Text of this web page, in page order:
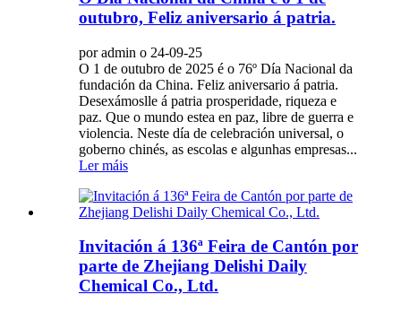
outubro, Feliz aniversario á patria.
por admin o 24-09-25
O 1 de outubro de 2025 é o 76º Día Nacional da
fundación da China. Feliz aniversario á patria.
Desexámoslle á patria prosperidade, riqueza e
paz. Que o mundo estea en paz, libre de guerra e
violencia. Neste día de celebración universal, o
goberno chinés, as escolas e algunhas empresas...
Ler máis
Invitación á 136ª Feira de Cantón por
parte de Zhejiang Delishi Daily
Chemical Co., Ltd.